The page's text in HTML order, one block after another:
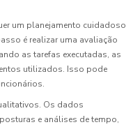
um planejamento cuidadoso
é realizar uma avaliação
as tarefas executadas, as
utilizados. Isso pode
Os dados
e análises de tempo,